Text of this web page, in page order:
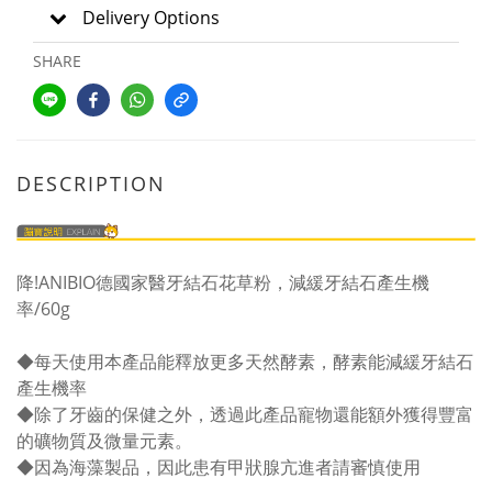
Delivery Options
SHARE
DESCRIPTION
降!ANIBIO德國家醫牙結石花草粉，減緩牙結石產生機
率/60g
◆每天使用本產品能釋放更多天然酵素，酵素能減緩牙結石
產生機率
◆除了牙齒的保健之外，透過此產品寵物還能額外獲得豐富
的礦物質及微量元素。
◆因為海藻製品，因此患有甲狀腺亢進者請審慎使用